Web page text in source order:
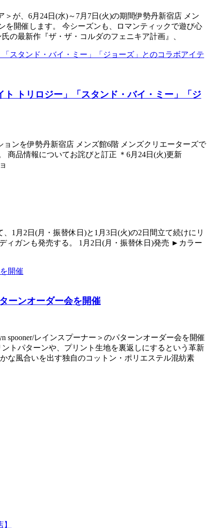
が、6月24日(水)～7月7日(火)の期間伊勢丹新宿店 メン
を開催します。 今シーズンも、ロマンティックで遊び心
の最新作『ザ・ザ・コルダのフェニキア計画』、
トリロジー」「スタンド・バイ・ミー」「ジ
ンを伊勢丹新宿店 メンズ館6階 メンズクリエーターズで
商品情報についてお詫びと訂正 ＊6月24日(火)更新
1月2日(月・振替休日)と1月3日(火)の2日間立て続けにリ
ィガンも発売する。 1月2日(月・振替休日)発売 ►カラー
ーンオーダー会を開催
レインスプーナー＞のパターンオーダー会を開催
トパターンや、プリント生地を裏返しにするという革新
な風合いを出す独自のコットン・ポリエステル混紡素